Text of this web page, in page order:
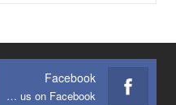
Facebook
Join us on Facebook